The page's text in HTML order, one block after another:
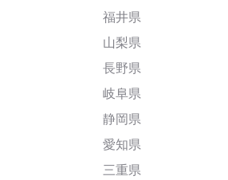
福井県
山梨県
長野県
岐阜県
静岡県
愛知県
三重県